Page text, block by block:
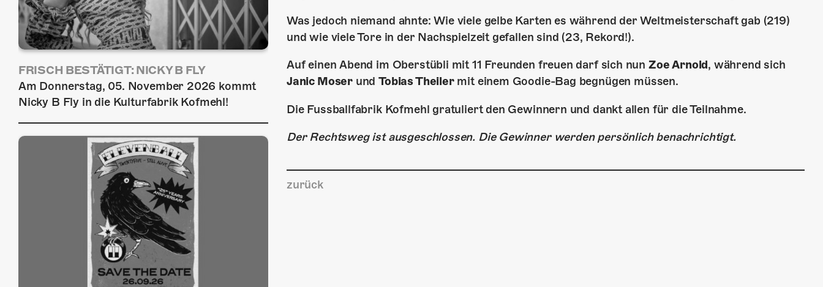
Was jedoch niemand ahnte: Wie viele gelbe Karten es während der Weltmeisterschaft gab (219)
und wie viele Tore in der Nachspielzeit gefallen sind (23, Rekord!).
Auf einen Abend im Oberstübli mit 11 Freunden freuen darf sich nun Zoe Arnold, während sich
Janic Moser undTobias Theilermit einem Goodie-Bag begnügen müssen.
Die Fussballfabrik Kofmehl gratuliert den Gewinnern und dankt allen für die Teilnahme.
Der Rechtsweg ist ausgeschlossen. Die Gewinner werden persönlich benachrichtigt.
zurück
FRISCH BESTÄTIGT: NICKY B FLY
Am Donnerstag, 05. November 2026 kommt
Nicky B Fly in die Kulturfabrik Kofmehl!